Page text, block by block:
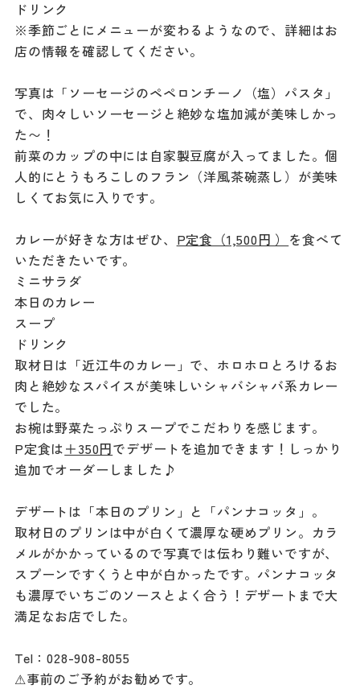
ドリンク
※季節ごとにメニューが変わるようなので、詳細はお
店の情報を確認してください。
写真は「ソーセージのペペロンチーノ（塩）パスタ」
で、肉々しいソーセージと絶妙な塩加減が美味しかっ
た〜！
前菜のカップの中には自家製豆腐が入ってました。個
人的にとうもろこしのフラン（洋風茶碗蒸し）が美味
しくてお気に入りです。
カレーが好きな方はぜひ、 P定食（1,500円 ） を食べて
いただきたいです。
ミニサラダ
本日のカレー
スープ
ドリンク
取材日は「近江牛のカレー」で、ホロホロとろけるお
肉と絶妙なスパイスが美味しいシャバシャバ系カレー
でした。
お椀は野菜たっぷりスープでこだわりを感じます。
P定食は＋350円でデザートを追加できます！しっかり
追加でオーダーしました♪
デザートは「本日のプリン」と「パンナコッタ」。
取材日のプリンは中が白くて濃厚な硬めプリン。カラ
メルがかかっているので写真では伝わり難いですが、
スプーンですくうと中が白かったです。パンナコッタ
も濃厚でいちごのソースとよく合う！デザートまで大
満足なお店でした。
Tel：028-908-8055
⚠︎事前のご予約がお勧めです。